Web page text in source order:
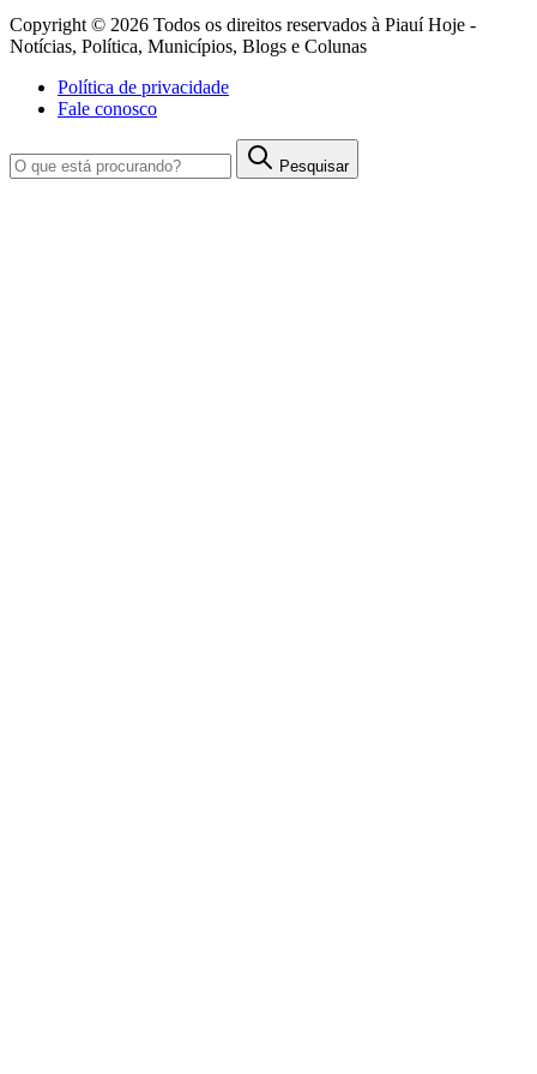
Copyright © 2026 Todos os direitos reservados à Piauí Hoje -
Notícias, Política, Municípios, Blogs e Colunas
Política de privacidade
Fale conosco
Pesquisar